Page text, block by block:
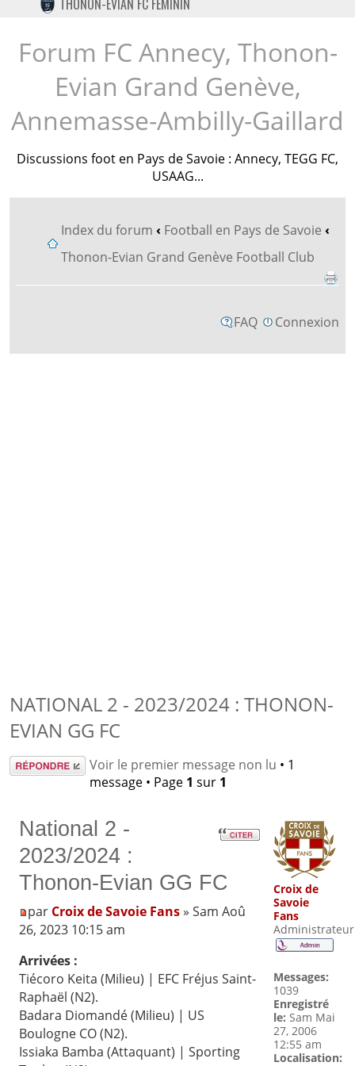
TWITTER
INSTAGRAM
THONON-EVIAN FC FÉMININ
Forum FC Annecy, Thonon-
Evian Grand Genève,
Annemasse-Ambilly-Gaillard
Discussions foot en Pays de Savoie : Annecy, TEGG FC,
USAAG...
Index du forum ‹ Football en Pays de Savoie ‹
Thonon-Evian Grand Genève Football Club
FAQ Connexion
NATIONAL 2 - 2023/2024 : THONON-
EVIAN GG FC
Répondre Voir le premier message non lu • 1
message • Page 1 sur 1
National 2 -
2023/2024 :
Thonon-Evian GG FC
par Croix de Savoie Fans» Sam Aoû
26, 2023 10:15 am
Arrivées :
Tiécoro Keita (Milieu) | EFC Fréjus Saint-
Raphaël (N2).
Badara Diomandé (Milieu) | US
Boulogne CO (N2).
Issiaka Bamba (Attaquant) | Sporting
Croix de
Savoie
Fans
Administrateur
Messages:
1039
Enregistré
le: Sam Mai
27, 2006
12:55 am
Localisation: